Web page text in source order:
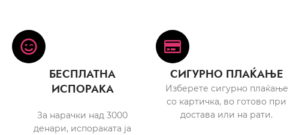
БЕСПЛАТНА
ИСПОРАКА
За нарачки над 3000
денари, испораката ја
СИГУРНО ПЛАЌАЊЕ
Изберете сигурно плаќање
со картичка, во готово при
достава или на рати.